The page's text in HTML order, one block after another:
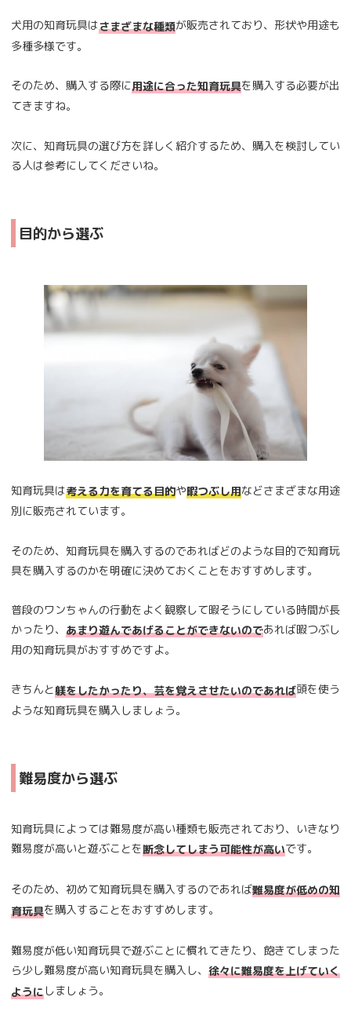
犬用の知育玩具はさまざまな種類が販売されており、形状や用途も
多種多様です。
そのため、購入する際に用途に合った知育玩具を購入する必要が出
てきますね。
次に、知育玩具の選び方を詳しく紹介するため、購入を検討してい
る人は参考にしてくださいね。
目的から選ぶ
知育玩具は考える力を育てる目的や暇つぶし用などさまざまな用途
別に販売されています。
そのため、知育玩具を購入するのであればどのような目的で知育玩
具を購入するのかを明確に決めておくことをおすすめします。
普段のワンちゃんの行動をよく観察して暇そうにしている時間が長
かったり、 あまり遊んであげることができないのであれば暇つぶし
用の知育玩具がおすすめですよ。
きちんと躾をしたかったり、芸を覚えさせたいのであれば頭を使う
ような知育玩具を購入しましょう。
難易度から選ぶ
知育玩具によっては難易度が高い種類も販売されており、いきなり
難易度が高いと遊ぶことを断念してしまう可能性が高いです。
そのため、初めて知育玩具を購入するのであれば難易度が低めの知
育玩具を購入することをおすすめします。
難易度が低い知育玩具で遊ぶことに慣れてきたり、飽きてしまった
ら少し難易度が高い知育玩具を購入し、 徐々に難易度を上げていく
ようにしましょう。